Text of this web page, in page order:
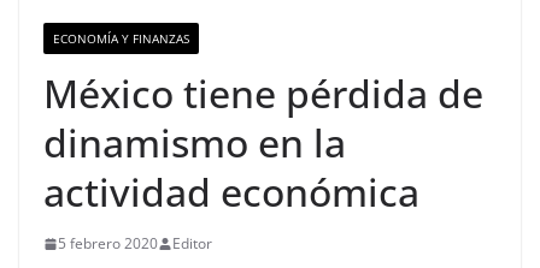
ECONOMÍA Y FINANZAS
México tiene pérdida de
dinamismo en la
actividad económica
5 febrero 2020 Editor